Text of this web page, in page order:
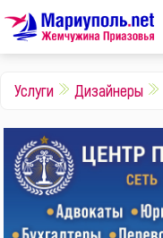
Услуги Дизайнеры